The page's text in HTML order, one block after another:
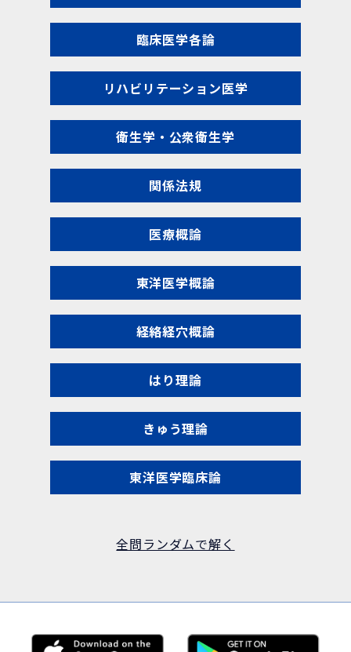
臨床医学各論
リハビリテーション医学
衛生学・公衆衛生学
関係法規
医療概論
東洋医学概論
経絡経穴概論
はり理論
きゅう理論
東洋医学臨床論
全問ランダムで解く